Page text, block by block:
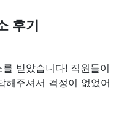
후기
받았습니다! 직원들이
해주셔서 걱정이 없었어